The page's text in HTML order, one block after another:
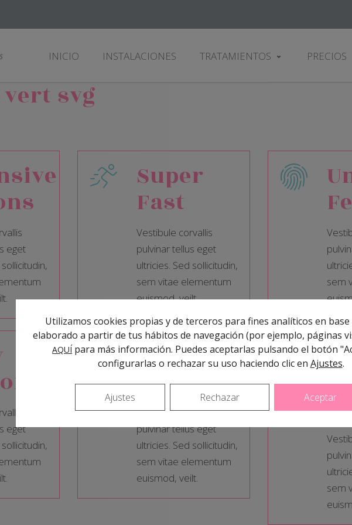
INICIO INSTALACIONES TRATAMIENTOS PRECIOS
vert svg
eget
Super
Fast
Vestibule corvallis
pulvinar tellus eget
ultricies. Sed sollicitudin,
sem vitae elementum
euismod, veilt.
sem
eget
Stunning
Design
Vestibule corvallis
pulvinar tellus eget
ultricies. Sed sollicitudin,
sem vitae elementum
euismod, veilt.
to
sem
Utilizamos cookies propias y de terceros para fines analíticos en
elaborado a partir de tus hábitos de navegación (por ejemplo, páginas
AQUÍpara más información. Puedes aceptarlas pulsando el botón
configurarlas o rechazar su uso haciendo clic en Ajustes.
Aceptar
Rechazar
Ajustes